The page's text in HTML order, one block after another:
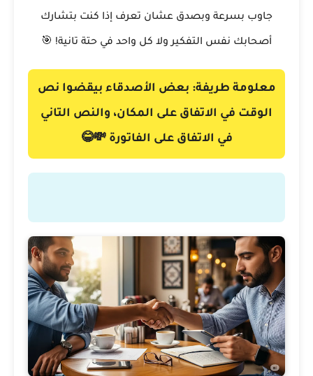
جاوب بسرعة وبصدق عشان تعرف إذا كنت بتشارك
أصحابك نفس التفكير ولا كل واحد في حتة تانية! 🎯
معلومة طريفة: بعض الأصدقاء بيقضوا نص
الوقت في الاتفاق على المكان، والنص التاني
في الاتفاق على الفاتورة 💸😂